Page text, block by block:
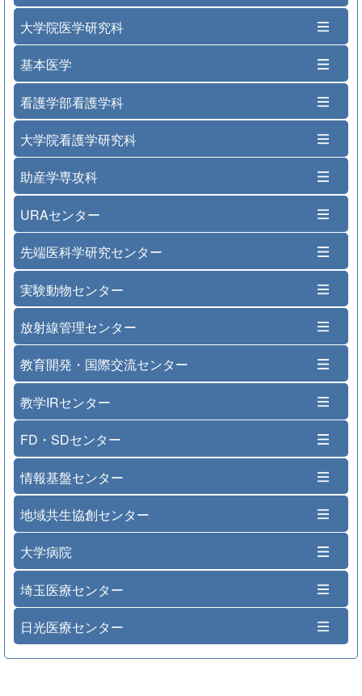
大学院医学研究科
基本医学
看護学部看護学科
大学院看護学研究科
助産学専攻科
URAセンター
先端医科学研究センター
実験動物センター
放射線管理センター
教育開発・国際交流センター
教学IRセンター
FD・SDセンター
情報基盤センター
地域共生協創センター
大学病院
埼玉医療センター
日光医療センター